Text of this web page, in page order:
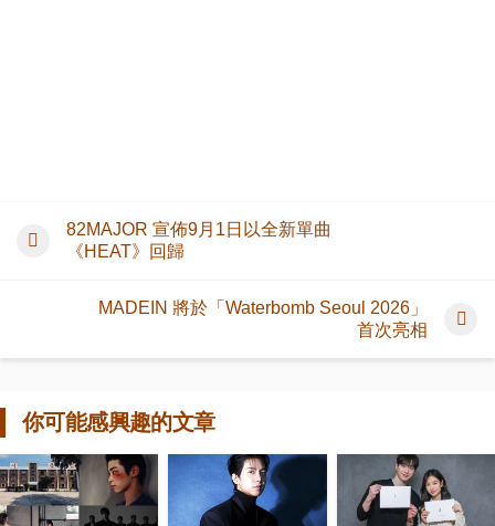
82MAJOR 宣佈9月1日以全新單曲
《HEAT》回歸
MADEIN 將於「Waterbomb Seoul 2026」
首次亮相
你可能感興趣的文章